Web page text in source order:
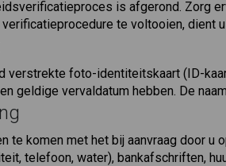
is afgerond. Zorg
verificatieprocedure te voltooien, dient
verstrekte foto-identiteitskaart (ID-
geldige vervaldatum hebben. De
te komen met het bij aanvraag door
telefoon, water), bankafschriften,